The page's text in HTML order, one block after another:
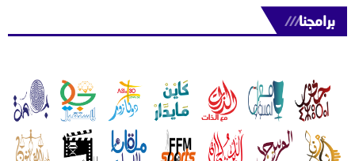
برامجنا///